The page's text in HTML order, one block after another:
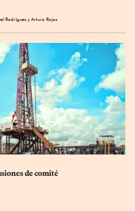
Rodríguez yArturo Rojas
de comité